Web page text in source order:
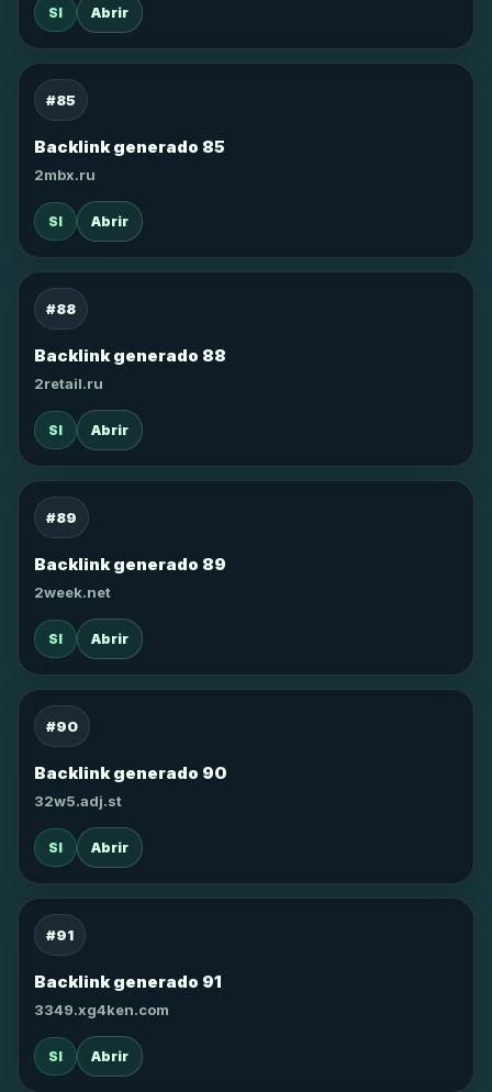
SI Abrir
#85
Backlink generado 85
2mbx.ru
SI Abrir
#88
Backlink generado 88
2retail.ru
SI Abrir
#89
Backlink generado 89
2week.net
SI Abrir
#90
Backlink generado 90
32w5.adj.st
SI Abrir
#91
Backlink generado 91
3349.xg4ken.com
SI Abrir